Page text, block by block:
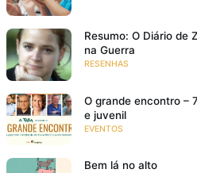
Resumo: O Diário de
na Guerra
RESENHAS
O grande encontro –
e juvenil
EVENTOS
Bem lá no alto